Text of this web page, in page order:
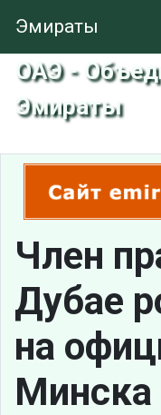
Эмираты
ОАЭ -
Эмираты
Член
Дубае
на
Минска